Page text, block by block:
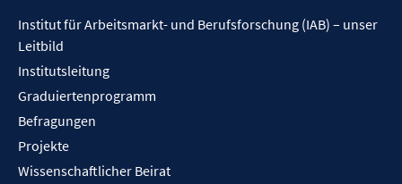
Institut für Arbeitsmarkt- und Berufsforschung (IAB) – unser
Leitbild
Institutsleitung
Graduiertenprogramm
Befragungen
Projekte
Wissenschaftlicher Beirat